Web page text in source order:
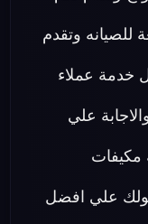
ومتابعة للصيانه وتقدم
خدمة عملاء
علي
مكيفات
علي افضل